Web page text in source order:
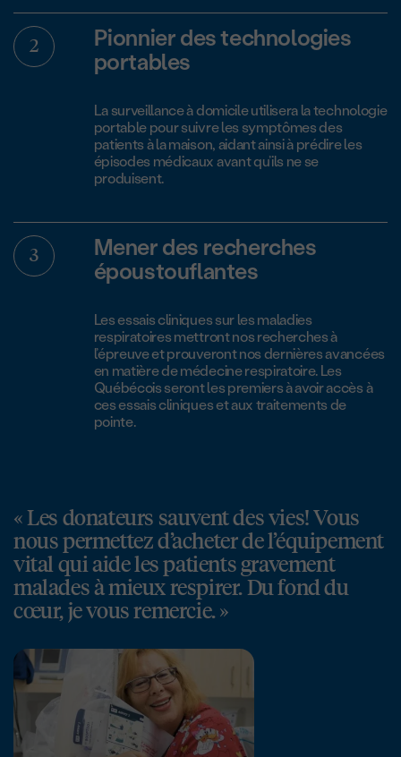
Pionnier des technologies
portables
La surveillance à domicile utilisera la technologie
portable pour suivre les symptômes des
patients à la maison, aidant ainsi à prédire les
épisodes médicaux avant qu’ils ne se
produisent.
Mener des recherches
époustouflantes
Les essais cliniques sur les maladies
respiratoires mettront nos recherches à
l’épreuve et prouveront nos dernières avancées
en matière de médecine respiratoire. Les
Québécois seront les premiers à avoir accès à
ces essais cliniques et aux traitements de
pointe.
« Les donateurs sauvent des vies! Vous
nous permettez d’acheter de l’équipement
vital qui aide les patients gravement
malades à mieux respirer. Du fond du
cœur, je vous remercie. »